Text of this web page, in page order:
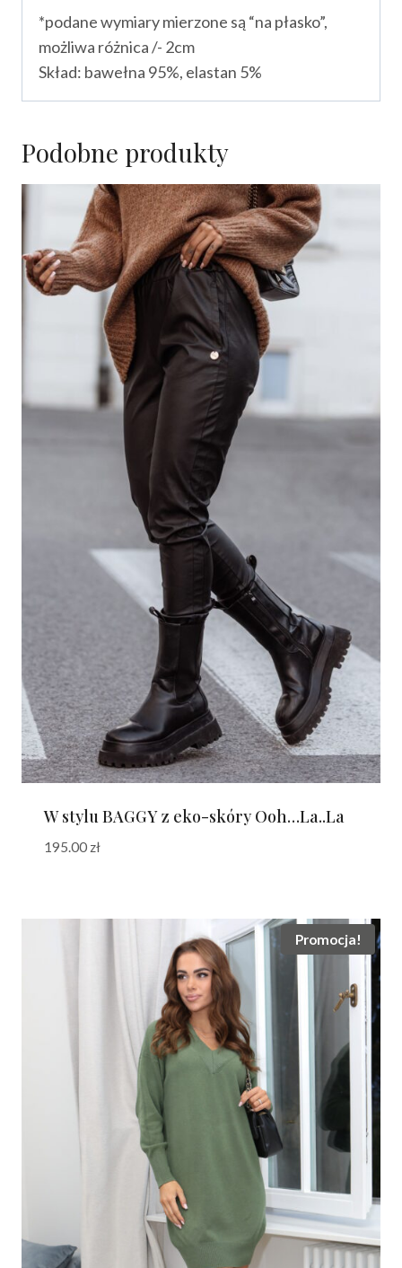
*podane wymiary mierzone są “na płasko”,
możliwa różnica /- 2cm
Skład: bawełna 95%, elastan 5%
Podobne produkty
W stylu BAGGY z eko-skóry Ooh…La..La
195.00 zł
Promocja!